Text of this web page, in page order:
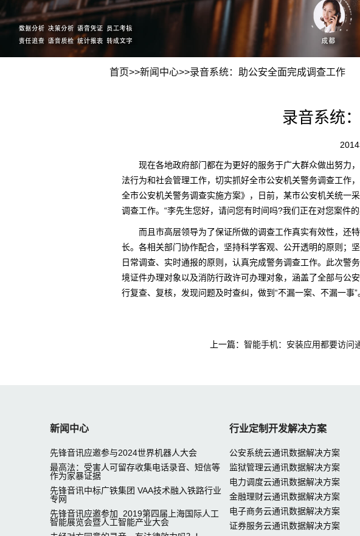
首页>>新闻中心>>录音系统：助公安全面完成调查工作
录音系统
现在各地政府部门都在为更好的服务于广大群众做出努力，
法行为和社会管理工作，切实抓好全市公安机关警务调查工作
全市公安机关警务调查实施方案》，日前，某市公安机关统一
调查工作。“李先生您好，请问您有时间吗?我们正在对您案件
而且市高层领导为了保证所做的调查工作真实有效性，还特
长。各相关部门协作配合，坚持科学客观、公开透明的原则；
日常调查、实时通报的原则，认真完成警务调查工作。此次警
境证件办理对象以及消防行政许可办理对象，涵盖了全部与公
行复查、复核，发现问题及时查纠，做到“不漏一案、不漏一事”
上一篇： 智能手机：安装应用都要访问
新闻中心
先锋音讯应邀参与2024世界机器人大会
最高法：受害人可留存收集电话录音、短信等
作为家暴证据
先锋音讯中标广铁集团 VAA技术融入铁路行业
专网
先锋音讯应邀参加 2019第四届上海国际人工
智能展览会暨人工智能产业大会
行业定制开发解决方案
公安系统云通讯数据解决方案
监狱管理云通讯数据解决方案
电力调度云通讯数据解决方案
金融理财云通讯数据解决方案
电子商务云通讯数据解决方案
证券服务云通讯数据解决方案